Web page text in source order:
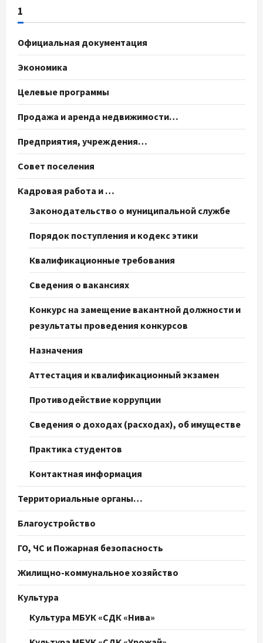
1
Официальная документация
Экономика
Целевые программы
Продажа и аренда недвижимости…
Предприятия, учреждения…
Совет поселения
Кадровая работа и …
Законодательство о муниципальной службе
Порядок поступления и кодекс этики
Квалификационные требования
Сведения о вакансиях
Конкурс на замещение вакантной должности и
результаты проведения конкурсов
Назначения
Аттестация и квалификационный экзамен
Противодействие коррупции
Сведения о доходах (расходах), об имуществе
Практика студентов
Контактная информация
Территориальные органы…
Благоустройство
ГО, ЧС и Пожарная безопасность
Жилищно-коммунальное хозяйство
Культура
Культура МБУК «СДК «Нива»